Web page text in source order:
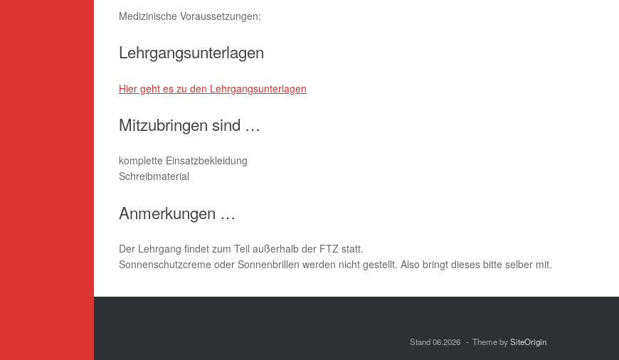
Medizinische Voraussetzungen:
Lehrgangsunterlagen
Hier geht es zu den Lehrgangsunterlagen
Mitzubringen sind …
komplette Einsatzbekleidung
Schreibmaterial
Anmerkungen …
Der Lehrgang findet zum Teil außerhalb der FTZ statt.
Sonnenschutzcreme oder Sonnenbrillen werden nicht gestellt. Also bringt dieses bitte selber mit.
Stand 06.2026 Theme bySiteOrigin